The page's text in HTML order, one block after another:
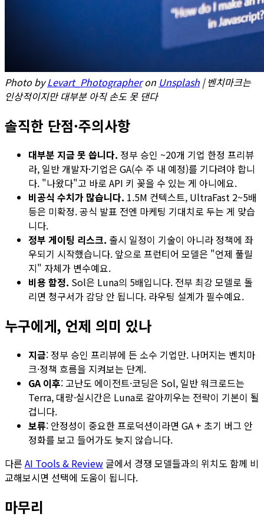
Photo byLevart_Photographeron Unsplash | 벤치마크는
인상적이지만 대부분 아직 손도 못 댄다
솔직한 단점·주의사항
대부분 지금 못 씁니다. 정부 승인 ~20개 기업 한정 프리뷰
라, 일반 개발자·기업은 GA(수 주 내 예정)를 기다려야 합니
다. "나왔다"고 바로 API 키 꽂을 수 있는 게 아니에요.
비공식 수치가 많습니다. 1.5M 컨텍스트, UltraFast 2~5배
등은 미확정. 공식 발표 전엔 마케팅 기대치로 두는 게 맞습
니다.
정부 게이팅 리스크. 출시 일정이 기술이 아니라 정책에 좌
우되기 시작했습니다. 앞으로 프런티어 모델은 "언제 풀릴
지" 자체가 변수예요.
비용 함정. Sol은 Luna의 5배입니다. 전부 최강 모델로 돌
리면 청구서가 감당 안 됩니다. 라우팅 설계가 필수예요.
누구에게, 언제 의미 있나
지금: 정부 승인 프리뷰에 든 소수 기업만. 나머지는 벤치마
크·정책 흐름을 지켜보는 단계.
GA 이후: 고난도 에이전트·코딩은 Sol, 일반 워크로드는
Terra, 대량·실시간은 Luna로 갈아끼우는 전략이 기본이 될
겁니다.
보류: 안정성이 중요한 프로덕션이라면 GA + 초기 버그 안
정화를 보고 들어가도 늦지 않습니다.
다른 AI Tools & Review글에서 경쟁 모델들과의 위치도 함께 비
교해보시면 선택에 도움이 됩니다.
마무리